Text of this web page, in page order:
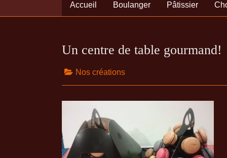
Accueil Boulanger Pâtissier
Un centre de table gourmand!
Nos créations